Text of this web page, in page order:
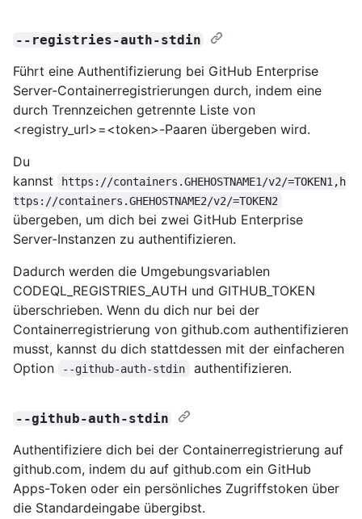
--registries-auth-stdin
Führt eine Authentifizierung bei GitHub Enterprise
Server-Containerregistrierungen durch, indem eine
durch Trennzeichen getrennte Liste von
<registry_url>=<token>-Paaren übergeben wird.
Du
kannst
https://containers.GHEHOSTNAME1/v2/=TOKEN1,h
ttps://containers.GHEHOSTNAME2/v2/=TOKEN2
übergeben, um dich bei zwei GitHub Enterprise
Server-Instanzen zu authentifizieren.
Dadurch werden die Umgebungsvariablen
CODEQL_REGISTRIES_AUTH und GITHUB_TOKEN
überschrieben. Wenn du dich nur bei der
Containerregistrierung von github.com authentifizieren
musst, kannst du dich stattdessen mit der einfacheren
Option
--github-auth-stdin authentifizieren.
--github-auth-stdin
Authentifiziere dich bei der Containerregistrierung auf
github.com, indem du auf github.com ein GitHub
Apps-Token oder ein persönliches Zugriffstoken über
die Standardeingabe übergibst.